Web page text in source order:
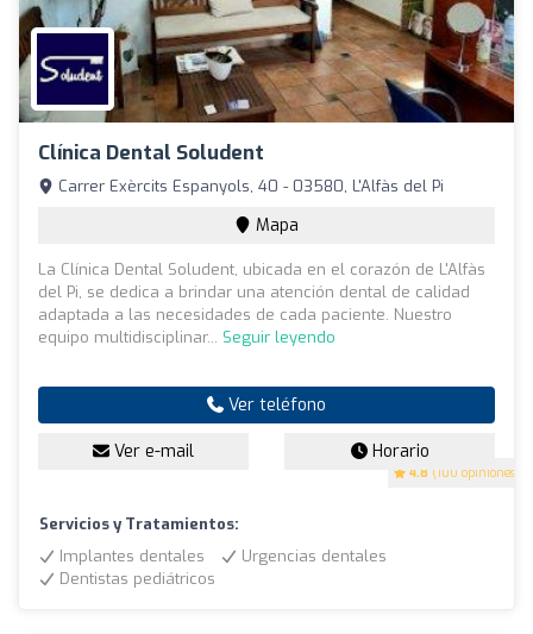
Clínica Dental Soludent
4.8 (100 opiniones)
Carrer Exèrcits Espanyols, 40 - 03580, L'Alfàs del Pi
Mapa
La Clínica Dental Soludent, ubicada en el corazón de L'Alfàs
del Pi, se dedica a brindar una atención dental de calidad
adaptada a las necesidades de cada paciente. Nuestro
equipo multidisciplinar... Seguir leyendo
Ver teléfono
Ver e-mail Horario
Servicios y Tratamientos:
Implantes dentales
Urgencias dentales
Dentistas pediátricos